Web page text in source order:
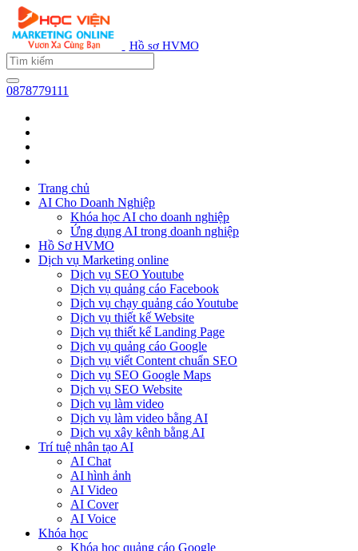
Hồ sơ HVMO
0878779111
Trang chủ
AI Cho Doanh Nghiệp
Khóa học AI cho doanh nghiệp
Ứng dụng AI trong doanh nghiệp
Hồ Sơ HVMO
Dịch vụ Marketing online
Dịch vụ SEO Youtube
Dịch vụ quảng cáo Facebook
Dịch vụ chạy quảng cáo Youtube
Dịch vụ thiết kế Website
Dịch vụ thiết kế Landing Page
Dịch vụ quảng cáo Google
Dịch vụ viết Content chuẩn SEO
Dịch vụ SEO Google Maps
Dịch vụ SEO Website
Dịch vụ làm video
Dịch vụ làm video bằng AI
Dịch vụ xây kênh bằng AI
Trí tuệ nhân tạo AI
AI Chat
AI hình ảnh
AI Video
AI Cover
AI Voice
Khóa học
Khóa học quảng cáo Google